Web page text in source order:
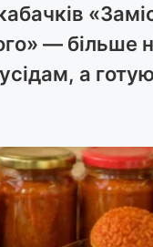
— більше
а